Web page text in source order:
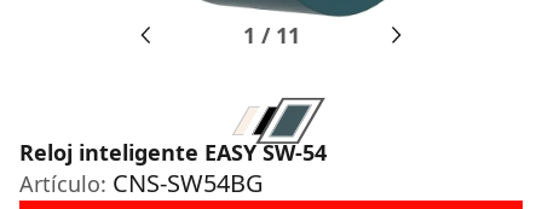
1 / 11
Reloj inteligente EASY SW-54
Artículo: CNS-SW54BG